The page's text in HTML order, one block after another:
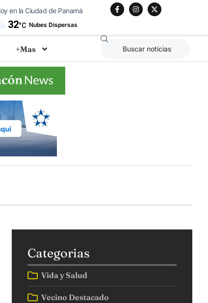
en la Ciudad de Panamá
32°C Nubes Dispersas
+Mas
Categorias
Vida y Salud
Vecino Destacado